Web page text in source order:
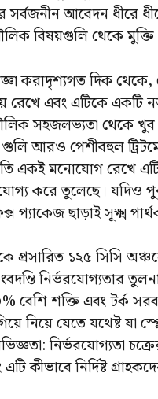
সর্বজনীন আবেদন
বিষয়গুলি থেকে মুক্তি
করাদৃশ্যগত দিক
এবং এটিকে একটি
সহজলভ্যতা থেকে খুব
আরও পেশীবহুল
একই মনোযোগ রেখে
করে তুলেছে। যদিও
প্যাকেজ ছাড়াই সূক্ষ্ম
প্রসারিত ১২৫ সিসি
বেশি শক্তি এবং টর্ক
নিয়ে যেতে যথেষ্ট যা
নির্ভরযোগ্যতা
কীভাবে নির্দিষ্ট